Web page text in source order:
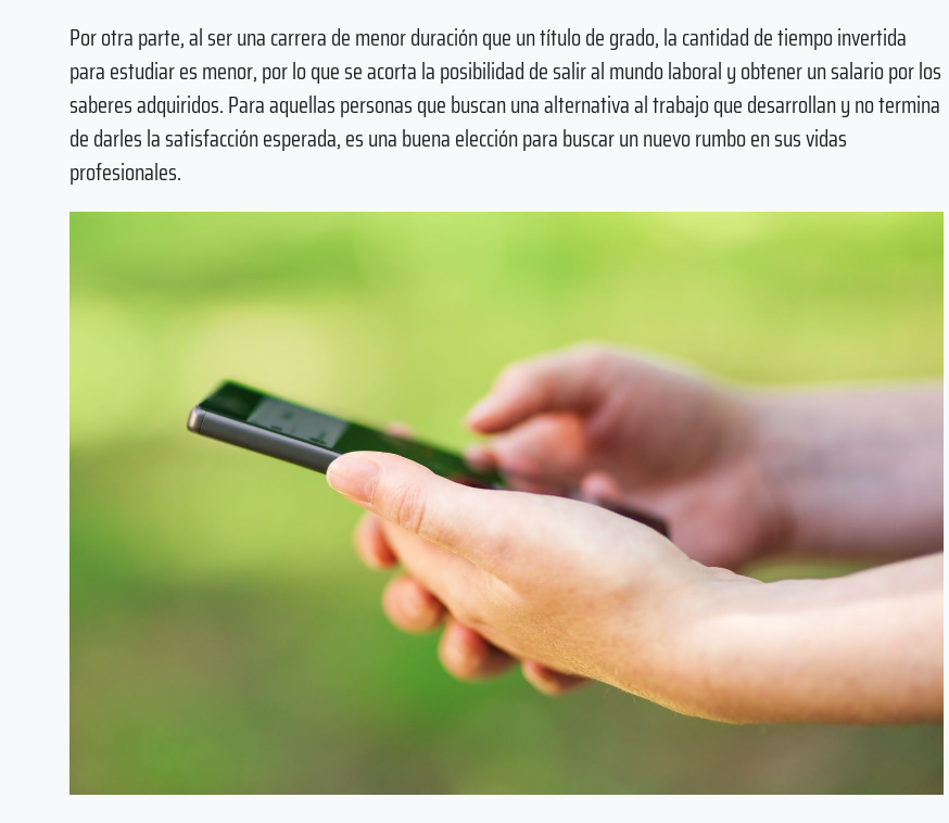
Por otra parte, al ser una carrera de menor duración que un título de grado, la cantidad de tiempo invertida
para estudiar es menor, por lo que se acorta la posibilidad de salir al mundo laboral y obtener un salario por los
saberes adquiridos. Para aquellas personas que buscan una alternativa al trabajo que desarrollan y no termina
de darles la satisfacción esperada, es una buena elección para buscar un nuevo rumbo en sus vidas
profesionales.